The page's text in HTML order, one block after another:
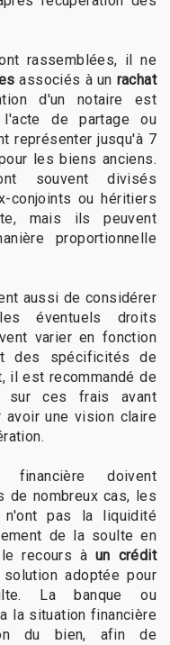
rassemblées, il ne
associés à un rachat
d'un notaire est
l'acte de partage ou
représenter jusqu'à 7
les biens anciens.
souvent divisés
conjoints ou héritiers
mais ils peuvent
proportionnelle
aussi de considérer
éventuels droits
varier en fonction
des spécificités de
il est recommandé de
sur ces frais avant
avoir une vision claire
financière doivent
de nombreux cas, les
n'ont pas la liquidité
de la soulte en
le recours àun crédit
adoptée pour
La banque ou
la situation financière
du bien, afin de